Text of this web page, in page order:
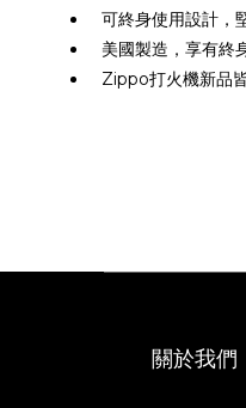
可終身使用設計，
美國製造，享有終
Zippo打火機新品
關於我們